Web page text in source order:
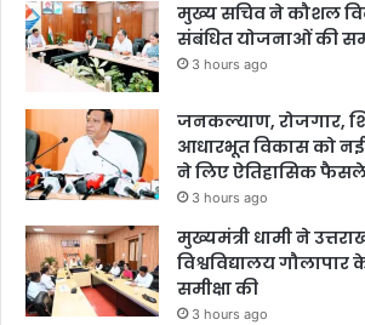
मुख्य सचिव ने कौशल
संबंधित योजनाओं की
3 hours ago
जनकल्याण, रोजगार,
आधारभूत विकास को
ने लिए ऐतिहासिक
3 hours ago
मुख्यमंत्री धामी ने
विश्वविद्यालय गौलापार
समीक्षा की
3 hours ago